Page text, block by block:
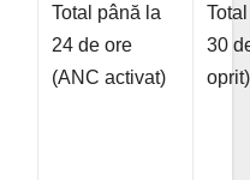
Total până la
24 de ore
(ANC activat)
30